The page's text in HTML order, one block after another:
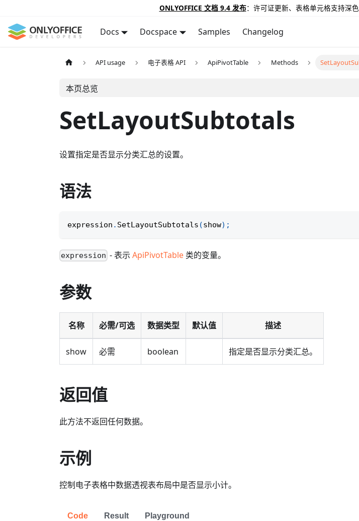
ONLYOFFICE 文档 9.4 发布：许可证更新、表格单元格支持深
Docs Docspace Samples Changelog
API usage 电子表格 API ApiPivotTable Methods
本页总览
SetLayoutSubtotals
设置指定是否显示分类汇总的设置。
语法
expression . SetLayoutSubtotals (show) ;
expression - 表示ApiPivotTable 类的变量。
参数
名称 必需/可选 数据类型 默认值 描述
show 必需 boolean 指定是否显示分类汇总。
返回值
此方法不返回任何数据。
示例
控制电子表格中数据透视表布局中是否显示小计。
Code Result Playground